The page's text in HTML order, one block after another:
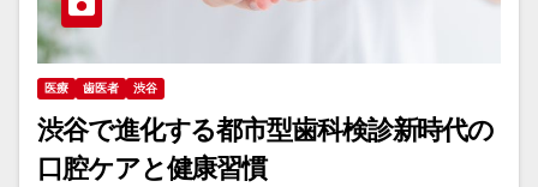
医療 歯医者 渋谷
渋谷で進化する都市型歯科検診新時代の
口腔ケアと健康習慣